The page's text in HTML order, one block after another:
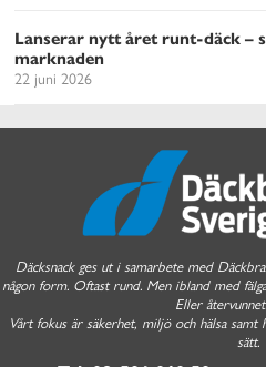
Lanserar nytt året runt-däck –
marknaden
22 juni 2026
Däcksnack ges ut i samarbete med
någon form. Oftast rund. Men ibland med
Eller
Vårt fokus är säkerhet, miljö och hälsa
sätt.